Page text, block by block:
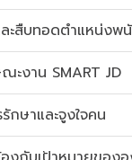
ละสืบทอดตำแหน่งพ
ะงาน SMART JD
ษาและจูงใจคน